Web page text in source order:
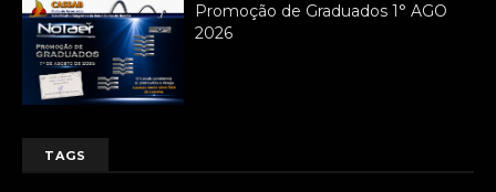
Promoção de Graduados 1° AGO
2026
TAGS